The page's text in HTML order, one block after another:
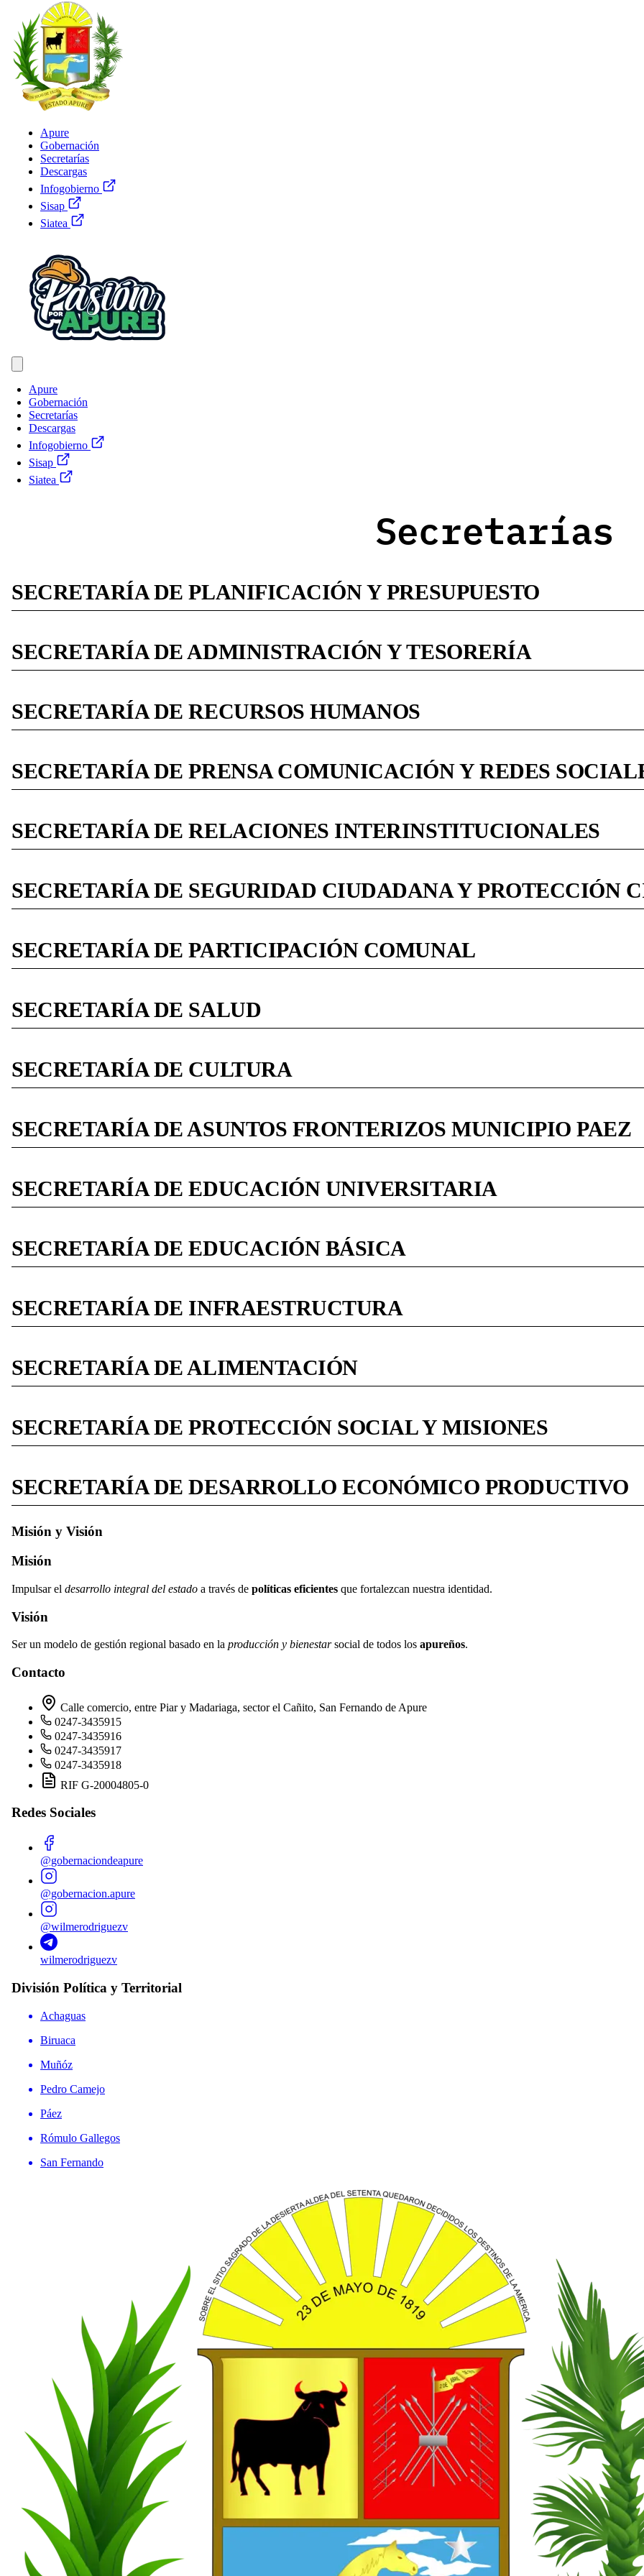
Apure
Gobernación
Secretarías
Descargas
Infogobierno
Sisap
Siatea
Apure
Gobernación
Secretarías
Descargas
Infogobierno
Sisap
Siatea
Secretarías
SECRETARÍA DE PLANIFICACIÓN Y PRESUPUESTO
SECRETARÍA DE ADMINISTRACIÓN Y TESORERÍA
SECRETARÍA DE RECURSOS HUMANOS
SECRETARÍA DE PRENSA COMUNICACIÓN Y REDES
SECRETARÍA DE RELACIONES INTERINSTITUCIONALES
SECRETARÍA DE SEGURIDAD CIUDADANA Y PROTECCIÓN
SECRETARÍA DE PARTICIPACIÓN COMUNAL
SECRETARÍA DE SALUD
SECRETARÍA DE CULTURA
SECRETARÍA DE ASUNTOS FRONTERIZOS MUNICIPIO PAEZ
SECRETARÍA DE EDUCACIÓN UNIVERSITARIA
SECRETARÍA DE EDUCACIÓN BÁSICA
SECRETARÍA DE INFRAESTRUCTURA
SECRETARÍA DE ALIMENTACIÓN
SECRETARÍA DE PROTECCIÓN SOCIAL Y MISIONES
SECRETARÍA DE DESARROLLO ECONÓMICO PRODUCTIVO
Misión y Visión
Misión
Impulsar el desarrollo integral del estado a través de políticas eficientes que fortalezcan nuestra identidad.
Visión
Ser un modelo de gestión regional basado en la producción y bienestarsocial de todos los apureños.
Contacto
Calle comercio, entre Piar y Madariaga, sector el Cañito, San Fernando de Apure
0247-3435915
0247-3435916
0247-3435917
0247-3435918
RIF G-20004805-0
Redes Sociales
@gobernaciondeapure
@gobernacion.apure
@wilmerodriguezv
wilmerodriguezv
División Política y Territorial
Achaguas
Biruaca
Muñóz
Pedro Camejo
Páez
Rómulo Gallegos
San Fernando